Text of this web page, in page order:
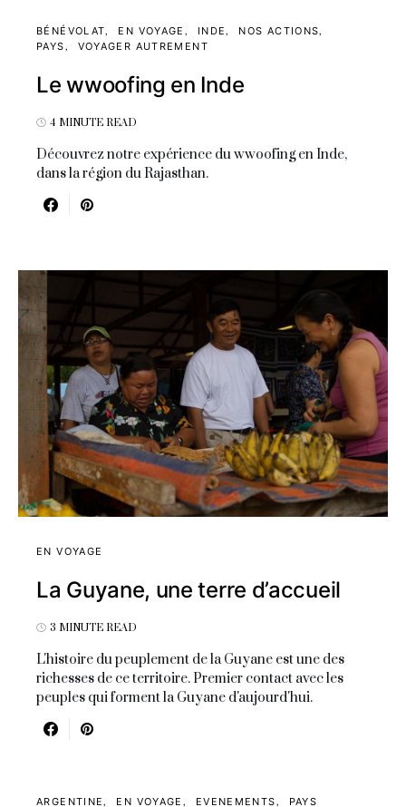
BÉNÉVOLAT EN VOYAGE INDE
NOS ACTIONS
PAYS
VOYAGER AUTREMENT
Le wwoofing en Inde
4 MINUTE READ
Découvrez notre expérience du wwoofing en Inde,
dans la région du Rajasthan.
EN VOYAGE
La Guyane, une terre d’accueil
3 MINUTE READ
L'histoire du peuplement de la Guyane est une des
richesses de ce territoire. Premier contact avec les
peuples qui forment la Guyane d'aujourd'hui.
ARGENTINE EN VOYAGE EVENEMENTS PAYS